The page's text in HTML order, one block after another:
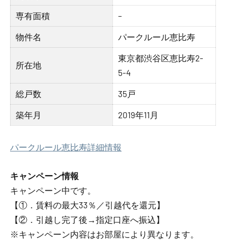
専有面積 –
物件名 パークルール恵比寿
所在地
東京都渋谷区恵比寿2-
5-4
総戸数 35戸
築年月 2019年11月
パークルール恵比寿詳細情報
キャンペーン情報
キャンペーン中です。
【①．賃料の最大33％／引越代を還元】
【②．引越し完了後→指定口座へ振込】
※キャンペーン内容はお部屋により異なります。